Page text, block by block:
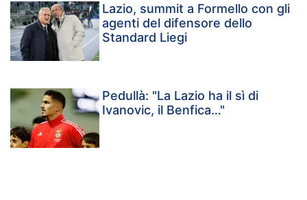
Lazio, summit a Formello con gli
agenti del difensore dello
Standard Liegi
Pedullà: "La Lazio ha il sì di
Ivanovic, il Benfica…"